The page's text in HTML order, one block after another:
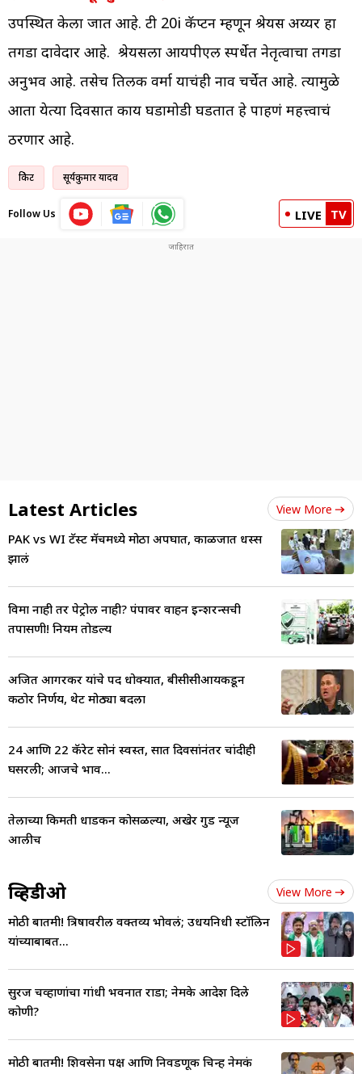
उपस्थित केला जात आहे. टी 20i कॅप्टन म्हणून श्रेयस अय्यर हा
तगडा दावेदार आहे. श्रेयसला आयपीएल स्पर्धेत नेतृत्वाचा तगडा
अनुभव आहे. तसेच तिलक वर्मा याचंही नाव चर्चेत आहे. त्यामुळे
आता येत्या दिवसात काय घडामोडी घडतात हे पाहणं महत्त्वाचं
ठरणार आहे.
क्रिकेट सूर्यकुमार यादव
Follow Us LIVE TV
Latest Articles View More
PAK vs WI टॅस्ट मॅचमध्ये मोठा अपघात, काळजात धस्स
झालं
विमा नाही तर पेट्रोल नाही? पंपावर वाहन इन्शुरन्सची
तपासणी! नियम तोडल्य
अजित आगरकर यांचे पद धोक्यात, बीसीसीआयकडून
कठोर निर्णय, थेट मोठ्या बदला
24 आणि 22 कॅरेट सोनं स्वस्त, सात दिवसांनंतर चांदीही
घसरली; आजचे भाव...
तेलाच्या किमती धाडकन कोसळल्या, अखेर गुड न्यूज
आलीच
व्हिडीओ View More
मोठी बातमी! त्रिषावरील वक्तव्य भोवलं; उधयनिधी स्टॉलिन
यांच्याबाबत...
सुरज चव्हाणांचा गांधी भवनात राडा; नेमके आदेश दिले
कोणी?
मोठी बातमी! शिवसेना पक्ष आणि निवडणूक चिन्ह नेमकं